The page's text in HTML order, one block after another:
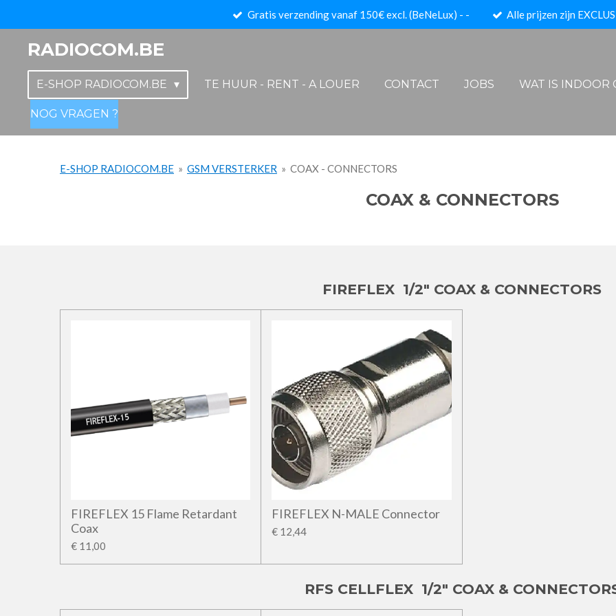
hoofdinhoud
Gratis verzending vanaf 150€ excl. (BeNeLux) - - Alle prijzen zijn
RADIOCOM.BE
E-SHOP RADIOCOM.BE TE HUUR - RENT - A LOUER CONTACT JOBS WAT IS INDOOR
NOG VRAGEN ?
E-SHOP RADIOCOM.BE » GSM VERSTERKER » COAX - CONNECTORS
COAX & CONNECTORS
FIREFLEX 1/2" COAX & CONNECTORS
FIREFLEX 15 Flame Retardant
Coax
€ 11,00
FIREFLEX N-MALE Connector
€ 12,44
RFS CELLFLEX 1/2" COAX &